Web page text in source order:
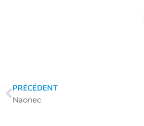
PRÉCÉDENT
Naonec